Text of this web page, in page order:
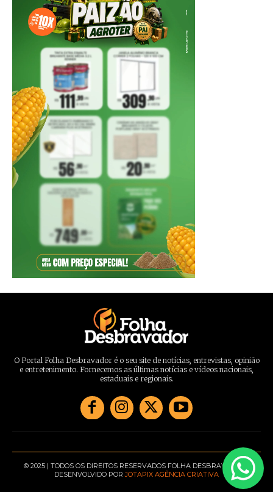
O Portal Folha Desbravador é o seu site de notícias, entrevistas, opinião
e entretenimento. Fornecemos as últimas notícias e vídeos nacionais,
estaduais e regionais.
© 2025 | TODOS OS DIREITOS RESERVADOS FOLHA DESBRAVADOR |
DESENVOLVIDO PORJOTAPIX AGÊNCIA CRIATIVA